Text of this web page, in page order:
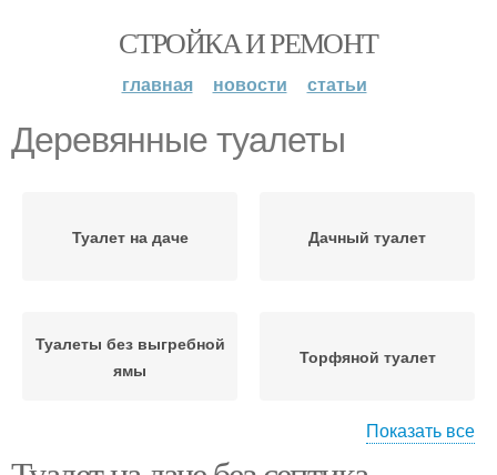
СТРОЙКА И РЕМОНТ
главная новости статьи
Деревянные туалеты
Туалет на даче Дачный туалет
Туалеты без выгребной
ямы
Торфяной туалет
Показать все